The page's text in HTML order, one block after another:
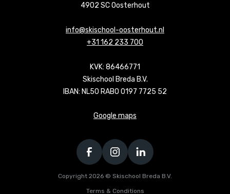
4902 SC Oosterhout
info@skischool-oosterhout.nl
+31 162 233 700
KVK: 86466771
Skischool Breda B.V.
IBAN: NL50 RABO 0197 7725 52
Google maps
Copyright 2026 © Skischool Breda B.V.
Terms & Conditions